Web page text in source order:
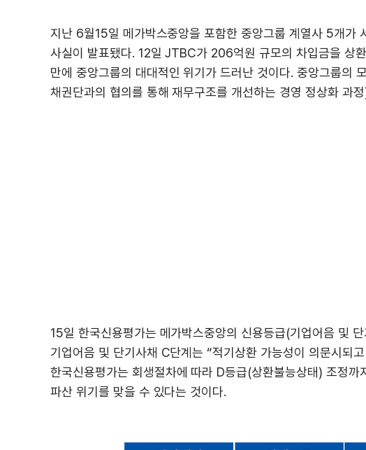
지난 6월15일 메가박스중앙을 포함한 중앙그룹 계열사 5개가
사실이 발표됐다. 12일 JTBC가 206억원 규모의 차입금을 상
만에 중앙그룹의 대대적인 위기가 드러난 것이다. 중앙그룹의
채권단과의 협의를 통해 재무구조를 개선하는 경영 정상화 과
15일 한국신용평가는 메가박스중앙의 신용등급(기업어음 및
기업어음 및 단기사채 C단계는 “적기상환 가능성이 의문시되
한국신용평가는 회생절차에 따라 D등급(상환불능상태) 조정
파산 위기를 맞을 수 있다는 것이다.